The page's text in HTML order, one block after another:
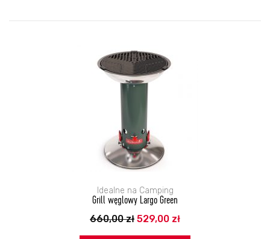
Idealne na Camping
Grill węglowy Largo Green
660,00zł Pierwotna
cena
wynosiła:
529,00 złAktualna
wynosi: